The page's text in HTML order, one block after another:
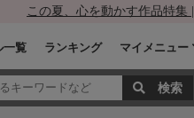
この夏、心を動かす作品特集
一覧 ランキング マイメニュー